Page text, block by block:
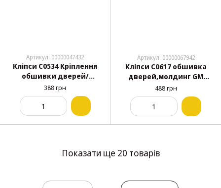
Артикул: 00000047432
Кліпси C0534 Кріплення
обшивки дверей/
решіткиToyota/Chevrolet
/Daewoo/GM/Lexus/Suzuk
i (уп. 100шт.)
388 грн
Артикул: 00000067942
Кліпси C0617 обшивка
дверей,молдинг GM
Chevrolet Daewoo Opel
22600612 22651066 ( уп. 100
488 грн
Показати ще 20 товарів